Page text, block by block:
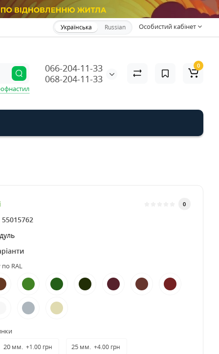
Особистий кабінет
Українська Russian
066-204-11-33
068-204-11-33
0
0
55015762
по RAL
20 мм. +1.00 грн 25 мм. +4.00 грн